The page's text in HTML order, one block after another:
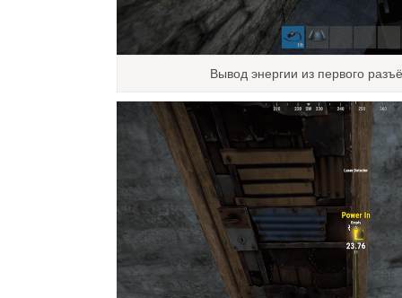
Вывод энергии из первого